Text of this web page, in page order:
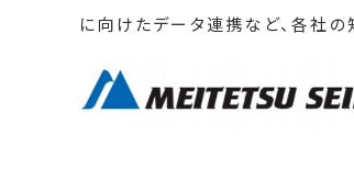
に向けたデータ連携など、各社